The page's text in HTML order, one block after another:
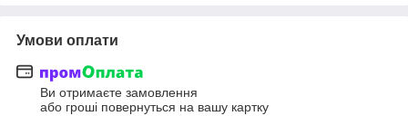
Умови оплати
Ви отримаєте замовлення
або гроші повернуться на вашу картку